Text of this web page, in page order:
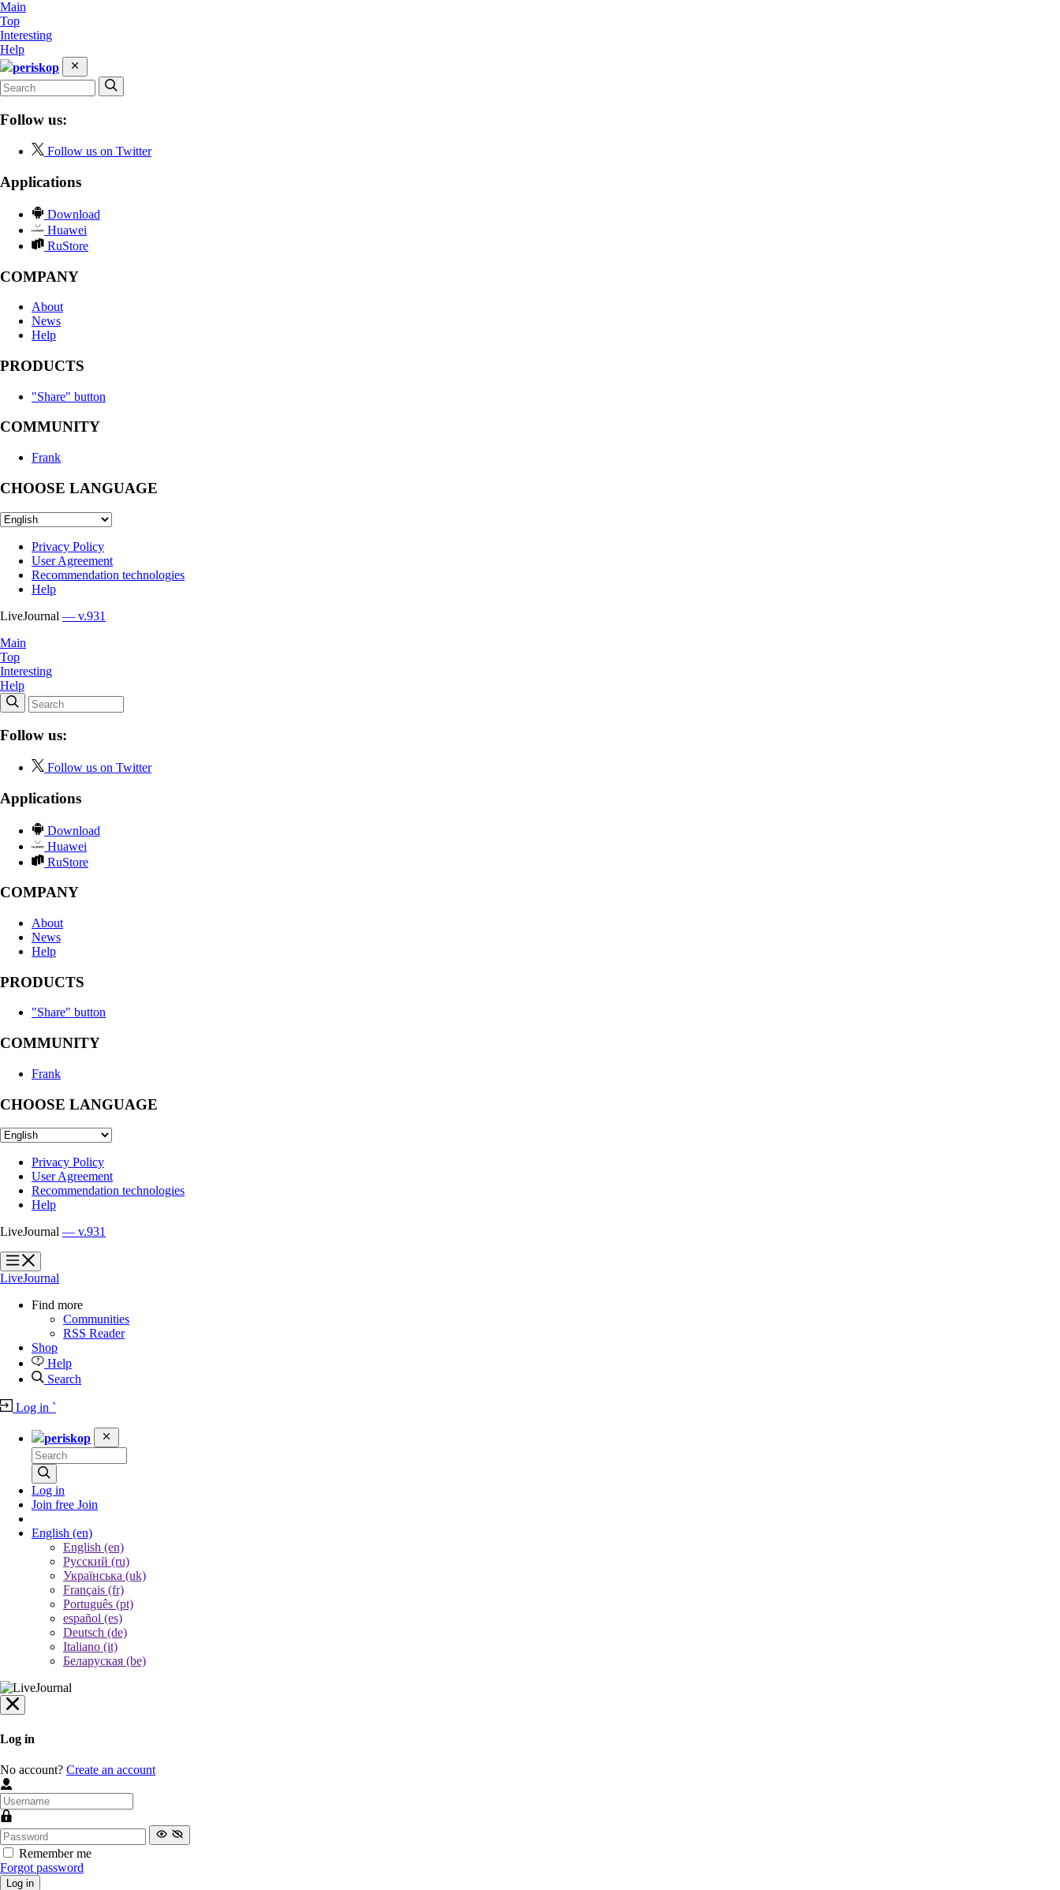
Main
Top
Interesting
Help
periskop
Follow us:
Follow us on Twitter
Applications
Download
Huawei
RuStore
COMPANY
About
News
Help
PRODUCTS
"Share" button
COMMUNITY
Frank
CHOOSE LANGUAGE
Privacy Policy
User Agreement
Recommendation technologies
Help
LiveJournal — v.931
Main
Top
Interesting
Help
Follow us:
Follow us on Twitter
Applications
Download
Huawei
RuStore
COMPANY
About
News
Help
PRODUCTS
"Share" button
COMMUNITY
Frank
CHOOSE LANGUAGE
Privacy Policy
User Agreement
Recommendation technologies
Help
LiveJournal — v.931
?
?
LiveJournal
Find more
Communities
RSS Reader
Shop
Help
Search
Log in `
periskop
Log in
Join free Join
English (en)
English (en)
Русский (ru)
Українська (uk)
Français (fr)
Português (pt)
español (es)
Deutsch (de)
Italiano (it)
Беларуская (be)
Log in
No account? Create an account
Remember me
Forgot password
Log in